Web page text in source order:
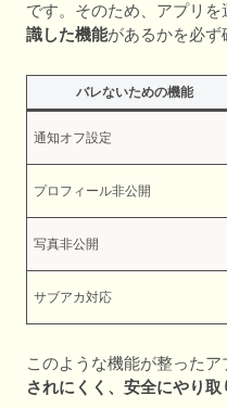
です。そのため、アプリ
識した機能があるかを必ず
バレないための機能
通知オフ設定
プロフィール非公開
写真非公開
サブアカ対応
このような機能が整ったア
されにくく、安全にやり